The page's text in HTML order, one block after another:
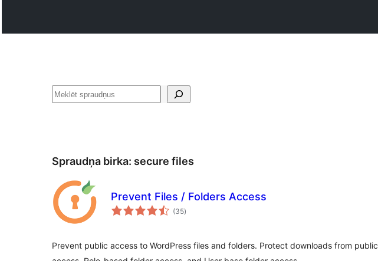
Meklēt
Spraudņa birka: secure files
Prevent Files / Folders Access
(35vērtējumu
kopsumma
)
Prevent public access to WordPress files and folders. Protect downloads from public